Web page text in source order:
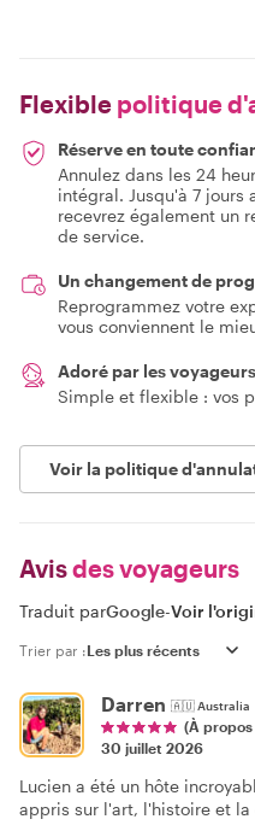
Flexible politique
Réserve en toute
Annulez dans les 24
intégral. Jusqu'à 7 jours
recevrez également un
de service.
Un changement de
Reprogrammez votre
vous conviennent le
Adoré par les
Simple et flexible : vos
Voir la politique
Avisdes voyageurs
Traduit parGoogle-Voir
Trier par :
Darren 🇦🇺Australia
(À
30 juillet 2026
Lucien a été un hôte
appris sur l'art, l'histoire et